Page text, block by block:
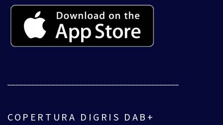
COPERTURA DIGRIS DAB+